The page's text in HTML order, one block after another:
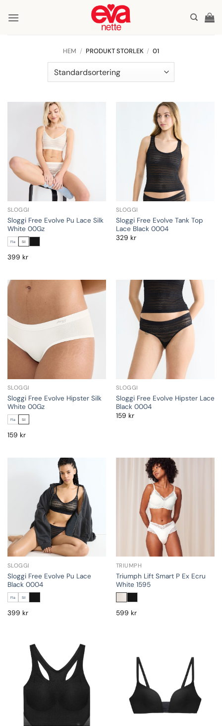
HEM / PRODUKT STORLEK / 01
SLOGGI
Sloggi Free Evolve Pu Lace Silk
White 00Gz
Fla Sil
399 kr
SLOGGI
Sloggi Free Evolve Tank Top
Lace Black 0004
329 kr
SLOGGI
Sloggi Free Evolve Hipster Silk
White 00Gz
Fla Sil
159 kr
SLOGGI
Sloggi Free Evolve Hipster Lace
Black 0004
159 kr
SLOGGI
Sloggi Free Evolve Pu Lace
Black 0004
Fla Sil
399 kr
TRIUMPH
Triumph Lift Smart P Ex Ecru
White 1595
599 kr